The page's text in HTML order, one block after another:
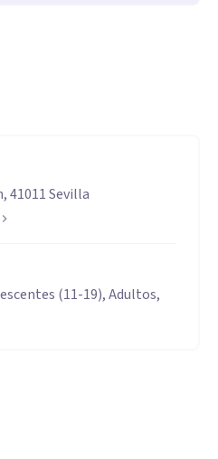
41011 Sevilla
(11-19), Adultos,